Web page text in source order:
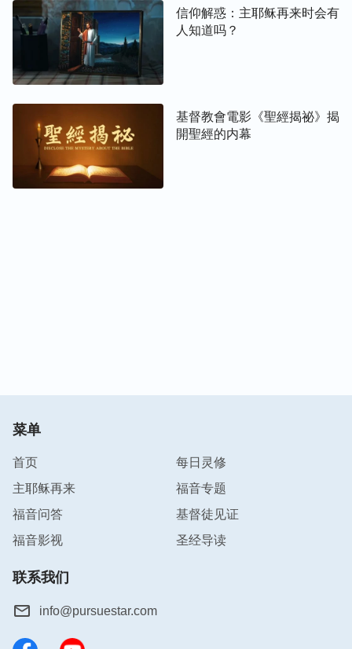
信仰解惑：主耶稣再来时会有
人知道吗？
基督教會電影《聖經揭祕》揭
開聖經的内幕
菜单
首页
每日灵修
主耶稣再来
福音专题
福音问答
基督徒见证
福音影视
圣经导读
联系我们
info@pursuestar.com